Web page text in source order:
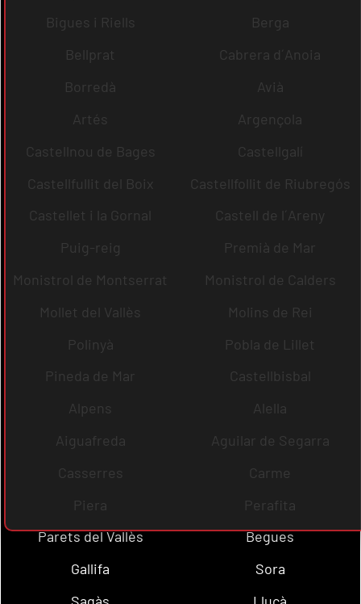
Bigues i Riells
Berga
Bellprat
Cabrera d´Anoia
Borredà
Avià
Artés
Argençola
Castellnou de Bages
Castellgalí
Castellfullit del Boix
Castellfollit de Riubregós
Castellet i la Gornal
Castell de l´Areny
Puig-reig
Premià de Mar
Monistrol de Montserrat
Monistrol de Calders
Mollet del Vallès
Molins de Rei
Polinyà
Pobla de Lillet
Pineda de Mar
Castellbisbal
Alpens
Alella
Aiguafreda
Aguilar de Segarra
Casserres
Carme
Piera
Perafita
Parets del Vallès
Begues
Gallifa
Sora